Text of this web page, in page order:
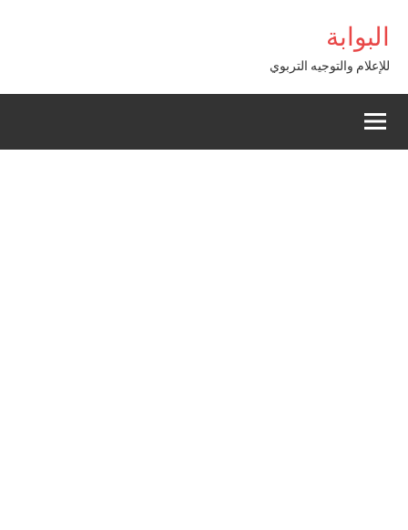
contenu
البوابة
للإعلام والتوجيه التربوي